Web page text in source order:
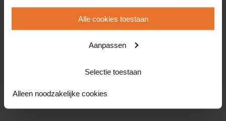
Alle cookies toestaan
Aanpassen
Selectie toestaan
Alleen noodzakelijke cookies